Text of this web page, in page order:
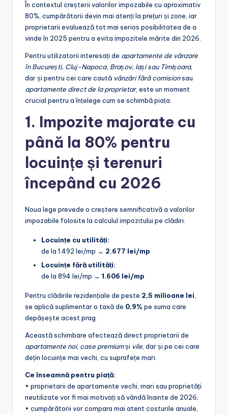
În contextul creșterii valorilor impozabile cu aproximativ
80%, cumpărătorii devin mai atenți la prețuri și zone, iar
proprietarii evaluează tot mai serios posibilitatea de a
vinde în 2025 pentru a evita impozitele mărite din 2026.
Pentru utilizatorii interesați de apartamente de vânzare
în București, Cluj-Napoca, Brașov, Iași sau Timișoara,
dar și pentru cei care caută vânzări fără comisionsau
apartamente direct de la proprietar, este un moment
crucial pentru a înțelege cum se schimbă piața.
1. Impozite majorate cu
până la 80% pentru
locuințe și terenuri
începând cu 2026
Noua lege prevede o creștere semnificativă a valorilor
impozabile folosite la calculul impozitului pe clădiri:
Locuințe cu utilități:
de la 1.492 lei/mp → 2.677 lei/mp
Locuințe fără utilități:
de la 894 lei/mp → 1.606 lei/mp
Pentru clădirile rezidențiale de peste 2,5 milioane lei,
se aplică suplimentar o taxă de 0,9% pe suma care
depășește acest prag.
Această schimbare afectează direct proprietarii de
apartamente noi, case premiumși vile, dar și pe cei care
dețin locuințe mai vechi, cu suprafețe mari.
Ce înseamnă pentru piață:
• proprietarii de apartamente vechi, mari sau proprietăți
neutilizate vor fi mai motivați să vândă înainte de 2026;
• cumpărătorii vor compara mai atent costurile anuale,